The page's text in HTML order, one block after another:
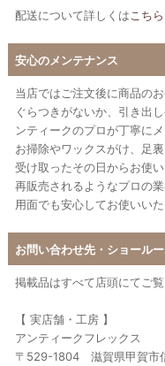
配送について詳しくは こちら
安心のメンテナンス
当店ではご注文後に商品の
ぐらつきがないか、引き出
ンティークのプロが丁寧に
お掃除やワックスがけ、足
受け取ったその日からお使い
再販売されるようなプロの
用面でも安心してお使いいた
お問い合わせ先・ショール
掲載品はすべて店頭にてご
【 実店舗・工房 】
アンティークフレックス
〒529-1804 滋賀県甲賀市